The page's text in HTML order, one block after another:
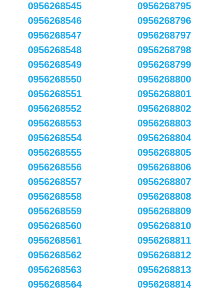
0956268545
0956268546
0956268547
0956268548
0956268549
0956268550
0956268551
0956268552
0956268553
0956268554
0956268555
0956268556
0956268557
0956268558
0956268559
0956268560
0956268561
0956268562
0956268563
0956268564
0956268795
0956268796
0956268797
0956268798
0956268799
0956268800
0956268801
0956268802
0956268803
0956268804
0956268805
0956268806
0956268807
0956268808
0956268809
0956268810
0956268811
0956268812
0956268813
0956268814